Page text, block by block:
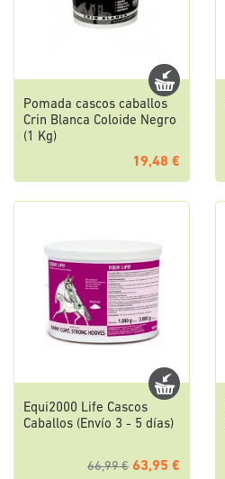
Pomada cascos caballos
Crin Blanca Coloide Negro
(1 Kg)
19,48 €
Equi2000 Life Cascos
Caballos (Envío 3 - 5 días)
66,99 € 63,95 €